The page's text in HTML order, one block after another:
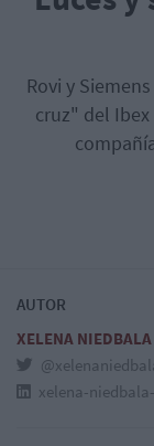
Rovi y
cruz" del Ibex
AUTOR
XELENA NIEDBALA
xelena-